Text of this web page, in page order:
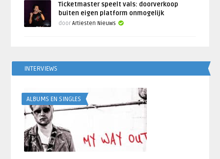
Ticketmaster speelt vals: doorverkoop
buiten eigen platform onmogelijk
doorArtiesten Nieuws
INTERVIEWS
ALBUMS EN SINGLES